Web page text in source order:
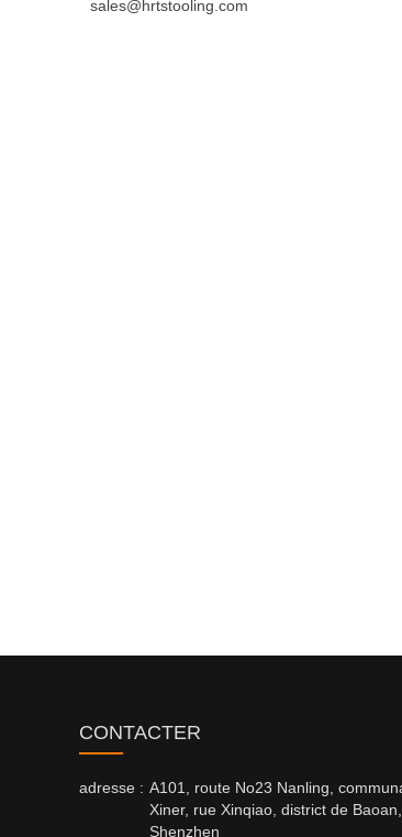
sales@hrtstooling.com
CONTACTER
adresse : A101, route No23 Nanling,
Xiner, rue Xinqiao, district de
Shenzhen